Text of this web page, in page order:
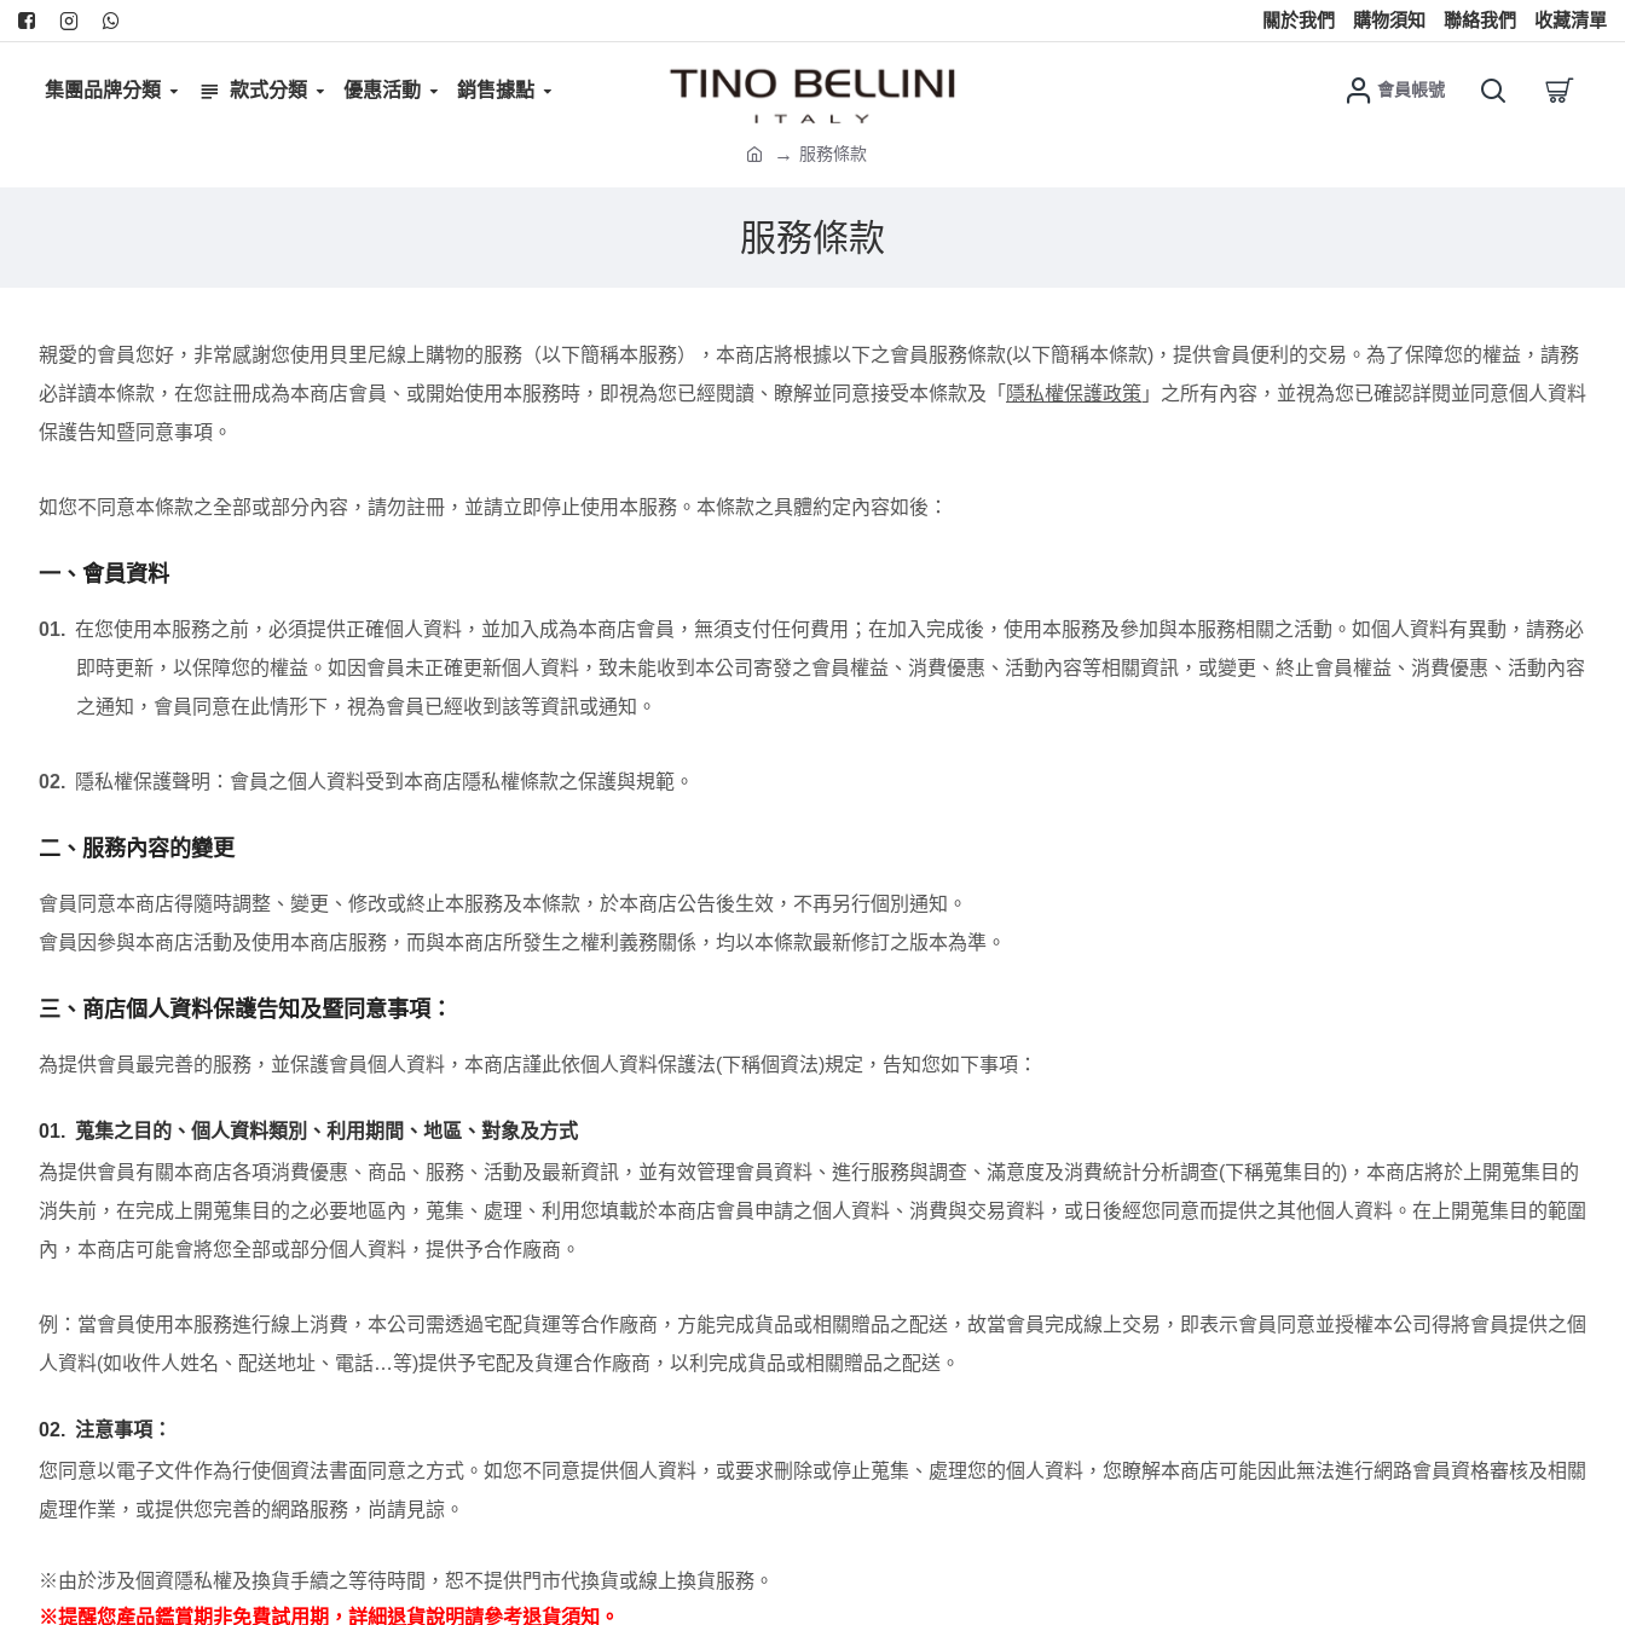
關於我們 購物須知 聯絡我們 收藏清單
集團品牌分類 款式分類 優惠活動 銷售據點 會員帳號
服務條款
服務條款
親愛的會員您好，非常感謝您使用貝里尼線上購物的服務（以下簡稱本服務），本商店將根據以下之會員服務條款(以下簡稱本條款)，提供會員便利的交易。為了保障您的權益，請務
必詳讀本條款，在您註冊成為本商店會員、或開始使用本服務時，即視為您已經閱讀、瞭解並同意接受本條款及「 隱私權保護政策 」之所有內容，並視為您已確認詳閱並同意個人資料
保護告知暨同意事項。
如您不同意本條款之全部或部分內容，請勿註冊，並請立即停止使用本服務。本條款之具體約定內容如後：
一、會員資料
01. 在您使用本服務之前，必須提供正確個人資料，並加入成為本商店會員，無須支付任何費用；在加入完成後，使用本服務及參加與本服務相關之活動。如個人資料有異動，請務必
即時更新，以保障您的權益。如因會員未正確更新個人資料，致未能收到本公司寄發之會員權益、消費優惠、活動內容等相關資訊，或變更、終止會員權益、消費優惠、活動內容
之通知，會員同意在此情形下，視為會員已經收到該等資訊或通知。
02. 隱私權保護聲明：會員之個人資料受到本商店隱私權條款之保護與規範。
二、服務內容的變更
會員同意本商店得隨時調整、變更、修改或終止本服務及本條款，於本商店公告後生效，不再另行個別通知。
會員因參與本商店活動及使用本商店服務，而與本商店所發生之權利義務關係，均以本條款最新修訂之版本為準。
三、商店個人資料保護告知及暨同意事項：
為提供會員最完善的服務，並保護會員個人資料，本商店謹此依個人資料保護法(下稱個資法)規定，告知您如下事項：
01. 蒐集之目的、個人資料類別、利用期間、地區、對象及方式
為提供會員有關本商店各項消費優惠、商品、服務、活動及最新資訊，並有效管理會員資料、進行服務與調查、滿意度及消費統計分析調查(下稱蒐集目的)，本商店將於上開蒐集目的
消失前，在完成上開蒐集目的之必要地區內，蒐集、處理、利用您填載於本商店會員申請之個人資料、消費與交易資料，或日後經您同意而提供之其他個人資料。在上開蒐集目的範圍
內，本商店可能會將您全部或部分個人資料，提供予合作廠商。
例：當會員使用本服務進行線上消費，本公司需透過宅配貨運等合作廠商，方能完成貨品或相關贈品之配送，故當會員完成線上交易，即表示會員同意並授權本公司得將會員提供之個
人資料(如收件人姓名、配送地址、電話…等)提供予宅配及貨運合作廠商，以利完成貨品或相關贈品之配送。
02. 注意事項：
您同意以電子文件作為行使個資法書面同意之方式。如您不同意提供個人資料，或要求刪除或停止蒐集、處理您的個人資料，您瞭解本商店可能因此無法進行網路會員資格審核及相關
處理作業，或提供您完善的網路服務，尚請見諒。
※由於涉及個資隱私權及換貨手續之等待時間，恕不提供門市代換貨或線上換貨服務。
※提醒您產品鑑賞期非免費試用期，詳細退貨說明請參考退貨須知。